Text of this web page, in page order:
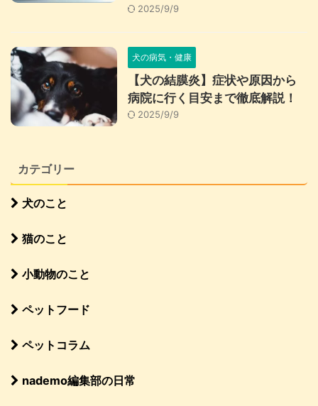
2025/9/9
犬の病気・健康
【犬の結膜炎】症状や原因から
病院に行く目安まで徹底解説！
2025/9/9
カテゴリー
犬のこと
猫のこと
小動物のこと
ペットフード
ペットコラム
nademo編集部の日常